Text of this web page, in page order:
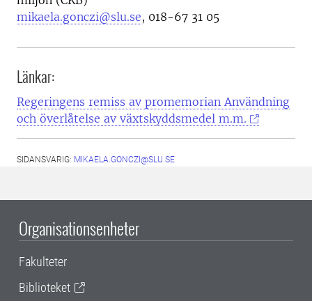
mikaela.gonczi@slu.se, 018-67 31 05
Länkar:
Regeringens remiss av promemorian Användning
och överlåtelse av växtskyddsmedel m.m.
SIDANSVARIG: MIKAELA.GONCZI@SLU.SE
Organisationsenheter
Fakulteter
Biblioteket